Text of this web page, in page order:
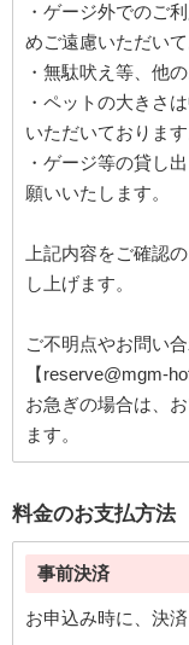
・ゲージ外でのご
めご遠慮いただいて
・無駄吠え等、他
・ペットの大きさ
いただいております
・ゲージ等の貸し
願いいたします。
上記内容をご確認
し上げます。
ご不明点やお問い
【reserve@mgm-
お急ぎの場合は、
ます。
料金のお支払方法
事前決済
お申込み時に、決済